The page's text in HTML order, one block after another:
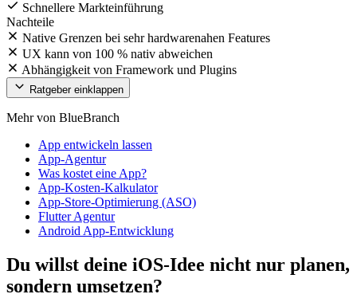
Schnellere Markteinführung
Nachteile
Native Grenzen bei sehr hardwarenahen Features
UX kann von 100 % nativ abweichen
Abhängigkeit von Framework und Plugins
Ratgeber einklappen
Mehr von BlueBranch
App entwickeln lassen
App-Agentur
Was kostet eine App?
App-Kosten-Kalkulator
App-Store-Optimierung (ASO)
Flutter Agentur
Android App-Entwicklung
Du willst deine iOS-Idee nicht nur planen,
sondern umsetzen?